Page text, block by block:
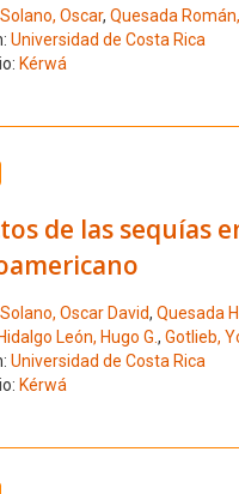
Oscar, Quesada
Universidad de Costa Rica
Kérwá
número de resultado 2
de las sequías
Oscar David, Quesada
Hidalgo León, Hugo G., Gotlieb,
Universidad de Costa Rica
Kérwá